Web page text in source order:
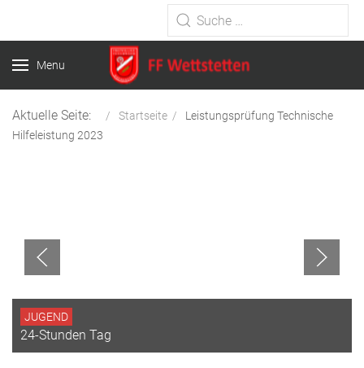
Type 2 or more characters for
results.
Menu
Aktuelle Seite: Startseite
Leistungsprüfung Technische
Hilfeleistung 2023
JUGEND
24-Stunden Tag